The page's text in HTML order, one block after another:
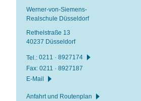
Werner-von-Siemens-
Realschule Düsseldorf
Rethelstraße 13
40237 Düsseldorf
Tel.: 0211 · 8927174
Fax: 0211 · 8927187
E-Mail
Anfahrt und Routenplan